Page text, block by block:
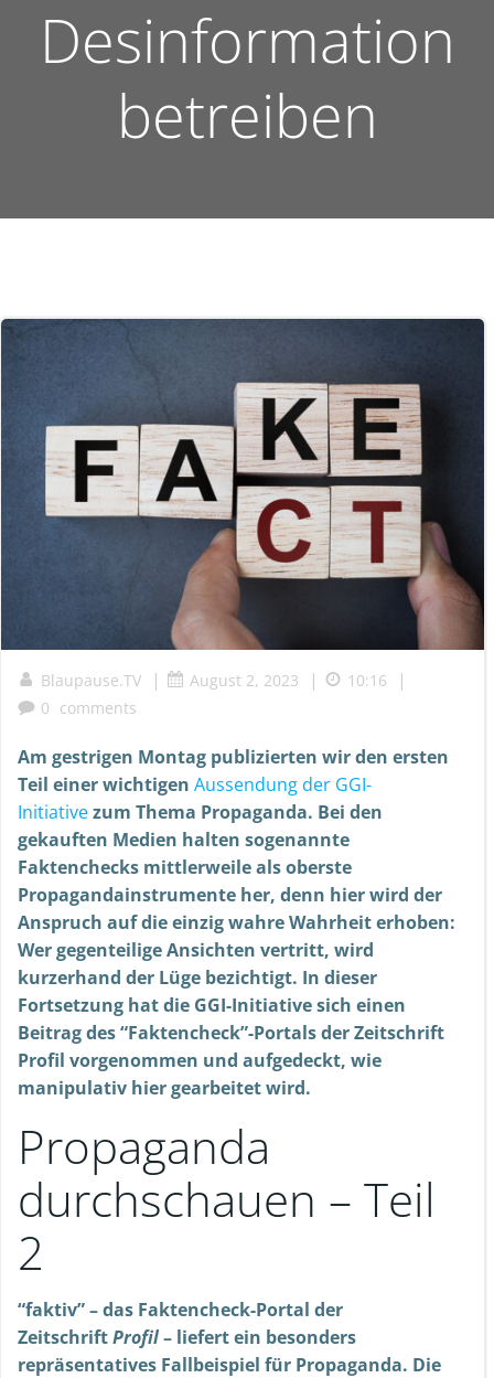
Desinformation
betreiben
Blaupause.TV | August 2, 2023 | 10:16 |
0 comments
Am gestrigen Montag publizierten wir den ersten
Teil einer wichtigen Aussendung der GGI-
Initiativezum Thema Propaganda. Bei den
gekauften Medien halten sogenannte
Faktenchecks mittlerweile als oberste
Propagandainstrumente her, denn hier wird der
Anspruch auf die einzig wahre Wahrheit erhoben:
Wer gegenteilige Ansichten vertritt, wird
kurzerhand der Lüge bezichtigt. In dieser
Fortsetzung hat die GGI-Initiative sich einen
Beitrag des “Faktencheck”-Portals der Zeitschrift
Profil vorgenommen und aufgedeckt, wie
manipulativ hier gearbeitet wird.
Propaganda
durchschauen – Teil
2
“faktiv” – das Faktencheck-Portal der
ZeitschriftProfil– liefert ein besonders
repräsentatives Fallbeispiel für Propaganda. Die